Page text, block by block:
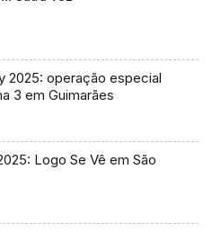
2025: operação especial
3 em Guimarães
Logo Se Vê em São